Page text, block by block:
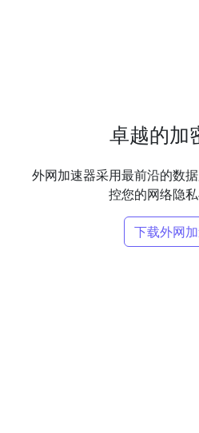
卓越的加
外网加速器采用最前沿的数
控您的网络隐私
下载外网